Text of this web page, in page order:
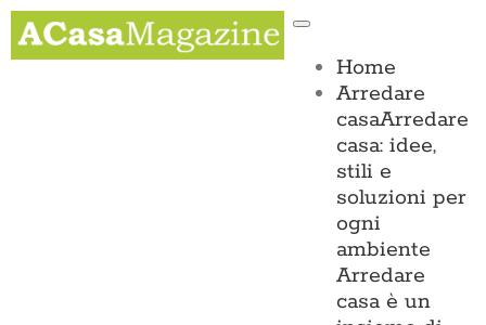
Salta
contenuto
Toggle
Home
Arredare
casaArredare
casa: idee,
stili e
soluzioni per
ogni
ambiente
Arredare
casa è un